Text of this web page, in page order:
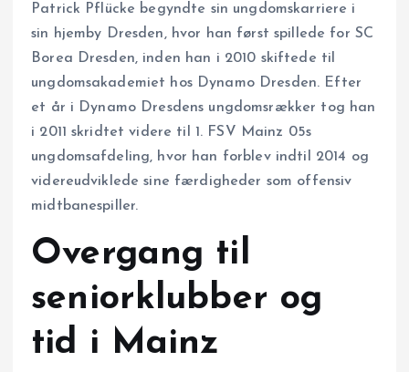
Patrick Pflücke begyndte sin ungdomskarriere i
sin hjemby Dresden, hvor han først spillede for SC
Borea Dresden, inden han i 2010 skiftede til
ungdomsakademiet hos Dynamo Dresden. Efter
et år i Dynamo Dresdens ungdomsrækker tog han
i 2011 skridtet videre til 1. FSV Mainz 05s
ungdomsafdeling, hvor han forblev indtil 2014 og
videreudviklede sine færdigheder som offensiv
midtbanespiller.
Overgang til
seniorklubber og
tid i Mainz